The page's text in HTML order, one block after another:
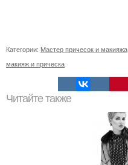
Категории: Мастер причесок и макияжа
макияж и прическа
Читайте также